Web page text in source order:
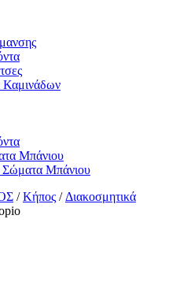
Καμινάδων
Μπάνιου
Σώματα Μπάνιου
/Κήπος / Διακοσμητικά